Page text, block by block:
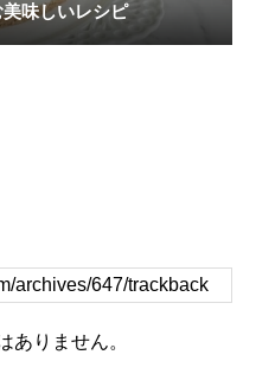
味しいレシピ
ありません。